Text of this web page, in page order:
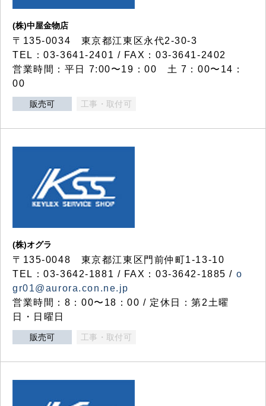
(株)中屋金物店
〒135-0034 東京都江東区永代2-30-3
TEL：03-3641-2401 / FAX：03-3641-2402
営業時間：平日 7:00〜19：00 土 7：00〜14：
00
販売可 工事・取付可
(株)オグラ
〒135-0048 東京都江東区門前仲町1-13-10
TEL：03-3642-1881 / FAX：03-3642-1885 / o
gr01@aurora.con.ne.jp
営業時間：8：00〜18：00 / 定休日：第2土曜
日・日曜日
販売可 工事・取付可